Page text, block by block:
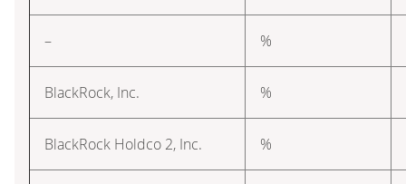
– %
BlackRock, Inc. %
BlackRock Holdco 2, Inc. %